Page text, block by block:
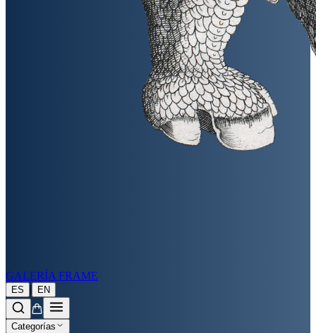
GALERÍA FRAME
ES | EN
Categorías